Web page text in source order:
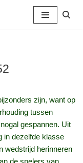
zijn, want op
tussen
gespannen. Uit
in dezelfde klasse
wedstrijd herinneren